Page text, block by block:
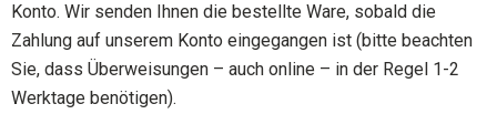
Konto. Wir senden Ihnen die bestellte Ware, sobald die
Zahlung auf unserem Konto eingegangen ist (bitte beachten
Sie, dass Überweisungen – auch online – in der Regel 1-2
Werktage benötigen).